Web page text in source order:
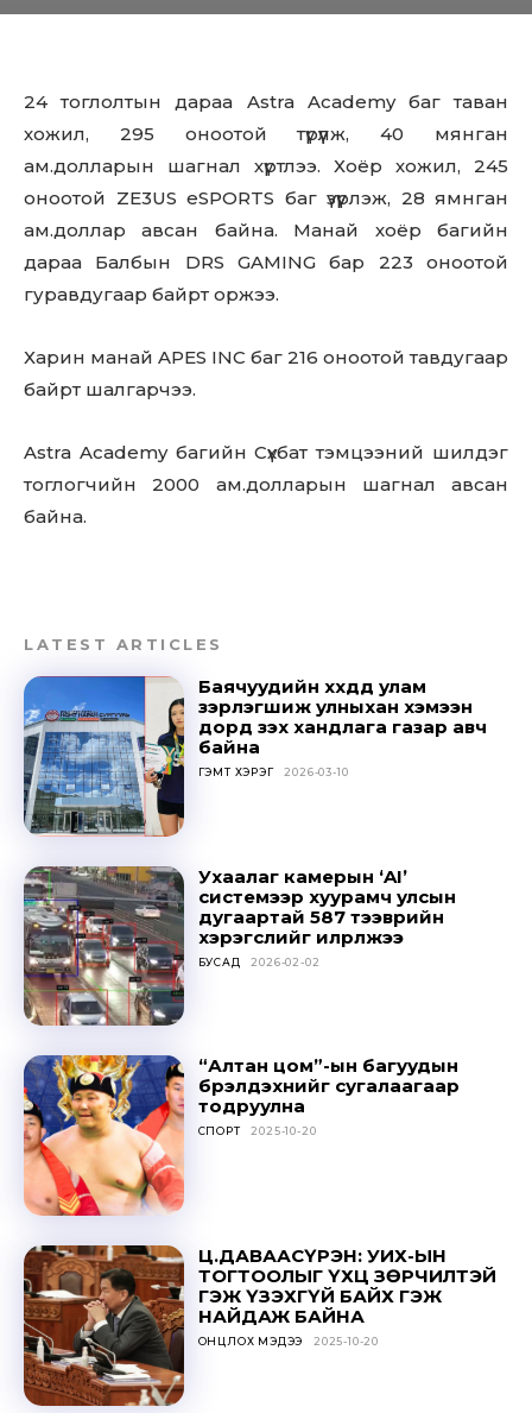
Don't miss
out!
24 тоглолтын дараа Astra Academy баг таван
хожил, 295 оноотой түрүүлж, 40 мянган
ам.долларын шагнал хүртлээ. Хоёр хожил, 245
оноотой ZE3US eSPORTS баг үзүүрлэж, 28 ямнган
ам.доллар авсан байна. Манай хоёр багийн
дараа Балбын DRS GAMING бар 223 оноотой
гуравдугаар байрт оржээ.
Харин манай APES INC баг 216 оноотой тавдугаар
байрт шалгарчээ.
Astra Academy багийн Сүхбат тэмцээний шилдэг
тоглогчийн 2000 ам.долларын шагнал авсан
байна.
LATEST ARTICLES
Баячуудийн хүүхдүүд улам
зэрлэгшиж улныхан хэмээн
дорд үзэх хандлага газар авч
байна
ГЭМТ ХЭРЭГ 2026-03-10
Ухаалаг камерын ‘AI’
системээр хуурамч улсын
дугаартай 587 тээврийн
хэрэгслийг илрүүлжээ
БУСАД 2026-02-02
“Алтан цом”-ын багуудын
бүрэлдэхүүнийг сугалаагаар
тодруулна
СПОРТ 2025-10-20
Ц.ДАВААСҮРЭН: УИХ-ЫН
ТОГТООЛЫГ ҮХЦ ЗӨРЧИЛТЭЙ
ГЭЖ ҮЗЭХГҮЙ БАЙХ ГЭЖ
НАЙДАЖ БАЙНА
ОНЦЛОХ МЭДЭЭ 2025-10-20